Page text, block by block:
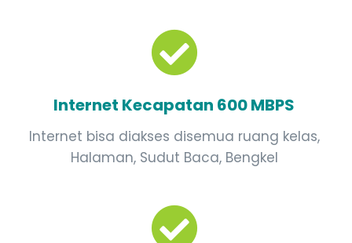
Internet Kecapatan 600 MBPS
Internet bisa diakses disemua ruang kelas,
Halaman, Sudut Baca, Bengkel